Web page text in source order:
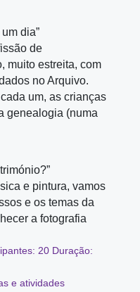
dia”
de
muito estreita, com
no Arquivo.
um, as crianças
genealogia (numa
e pintura, vamos
e os temas da
a fotografia
20 Duração:
e atividades